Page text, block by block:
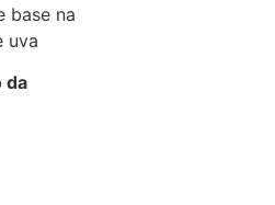
base na
uva
da